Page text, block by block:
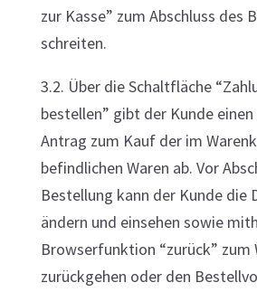
zur Kasse” zum Abschluss des
schreiten.
3.2. Über die Schaltfläche
bestellen” gibt der Kunde
Antrag zum Kauf der im
befindlichen Waren ab. Vor
Bestellung kann der Kunde die
ändern und einsehen sowie
Browserfunktion “zurück” zum
zurückgehen oder den